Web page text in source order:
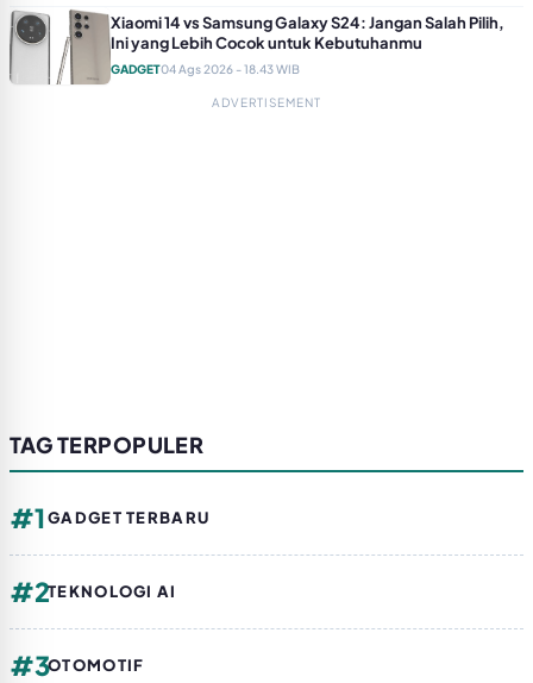
Xiaomi 14 vs Samsung Galaxy S24: Jangan Salah Pilih,
Ini yang Lebih Cocok untuk Kebutuhanmu
GADGET04 Ags 2026 - 18.43 WIB
ADVERTISEMENT
TAG TERPOPULER
#1GADGET TERBARU
#2TEKNOLOGI AI
#3OTOMOTIF